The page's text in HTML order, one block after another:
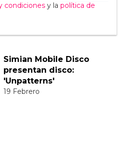
condiciones y la política de
Simian Mobile Disco
presentan disco:
'Unpatterns'
19 Febrero